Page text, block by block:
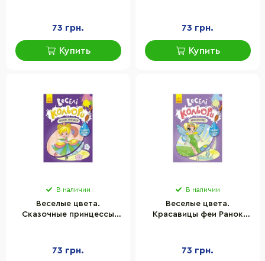
73 грн.
Купить
73 грн.
Купить
В наличии
Веселые цвета.
Сказочные принцессы
73 грн.
В наличии
Веселые цвета.
Красавицы феи Ранок
73 грн.